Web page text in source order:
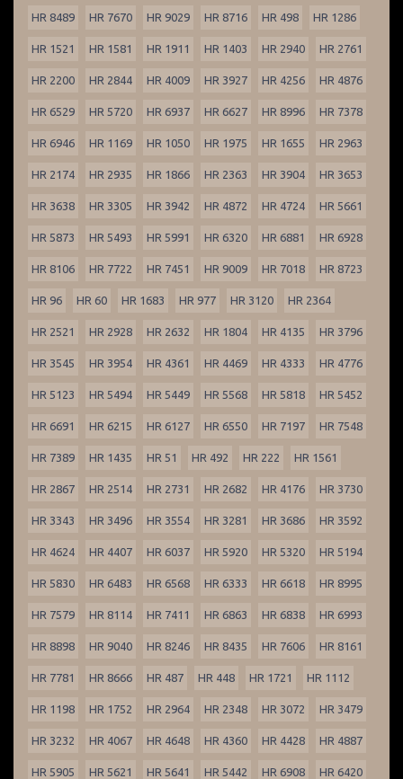
HR 8489 HR 7670 HR 9029 HR 8716 HR 498 HR 1286
HR 1521 HR 1581 HR 1911 HR 1403 HR 2940 HR 2761
HR 2200 HR 2844 HR 4009 HR 3927 HR 4256 HR 4876
HR 6529 HR 5720 HR 6937 HR 6627 HR 8996 HR 7378
HR 6946 HR 1169 HR 1050 HR 1975 HR 1655 HR 2963
HR 2174 HR 2935 HR 1866 HR 2363 HR 3904 HR 3653
HR 3638 HR 3305 HR 3942 HR 4872 HR 4724 HR 5661
HR 5873 HR 5493 HR 5991 HR 6320 HR 6881 HR 6928
HR 8106 HR 7722 HR 7451 HR 9009 HR 7018 HR 8723
HR 96 HR 60 HR 1683 HR 977 HR 3120 HR 2364
HR 2521 HR 2928 HR 2632 HR 1804 HR 4135 HR 3796
HR 3545 HR 3954 HR 4361 HR 4469 HR 4333 HR 4776
HR 5123 HR 5494 HR 5449 HR 5568 HR 5818 HR 5452
HR 6691 HR 6215 HR 6127 HR 6550 HR 7197 HR 7548
HR 7389 HR 1435 HR 51 HR 492 HR 222 HR 1561
HR 2867 HR 2514 HR 2731 HR 2682 HR 4176 HR 3730
HR 3343 HR 3496 HR 3554 HR 3281 HR 3686 HR 3592
HR 4624 HR 4407 HR 6037 HR 5920 HR 5320 HR 5194
HR 5830 HR 6483 HR 6568 HR 6333 HR 6618 HR 8995
HR 7579 HR 8114 HR 7411 HR 6863 HR 6838 HR 6993
HR 8898 HR 9040 HR 8246 HR 8435 HR 7606 HR 8161
HR 7781 HR 8666 HR 487 HR 448 HR 1721 HR 1112
HR 1198 HR 1752 HR 2964 HR 2348 HR 3072 HR 3479
HR 3232 HR 4067 HR 4648 HR 4360 HR 4428 HR 4887
HR 5905 HR 5621 HR 5641 HR 5442 HR 6908 HR 6420